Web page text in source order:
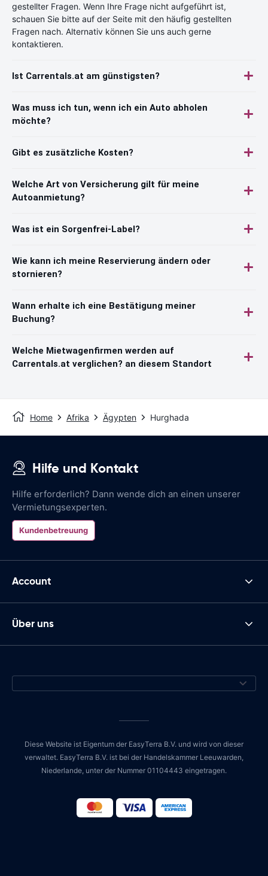
gestellter Fragen. Wenn Ihre Frage nicht aufgeführt ist,
schauen Sie bitte auf der Seite mit den häufig gestellten
Fragen nach. Alternativ können Sie uns auch gerne
kontaktieren.
Ist Carrentals.at am günstigsten?
Was muss ich tun, wenn ich ein Auto abholen
möchte?
Gibt es zusätzliche Kosten?
Welche Art von Versicherung gilt für meine
Autoanmietung?
Was ist ein Sorgenfrei-Label?
Wie kann ich meine Reservierung ändern oder
stornieren?
Wann erhalte ich eine Bestätigung meiner
Buchung?
Welche Mietwagenfirmen werden auf
Carrentals.at verglichen? an diesem Standort
Home Afrika Ägypten Hurghada
Hilfe und Kontakt
Hilfe erforderlich? Dann wende dich an einen unserer
Vermietungsexperten.
Kundenbetreuung
Account
Über uns
Diese Website ist Eigentum der EasyTerra B.V. und wird von dieser
verwaltet. EasyTerra B.V. ist bei der Handelskammer Leeuwarden,
Niederlande, unter der Nummer 01104443 eingetragen.